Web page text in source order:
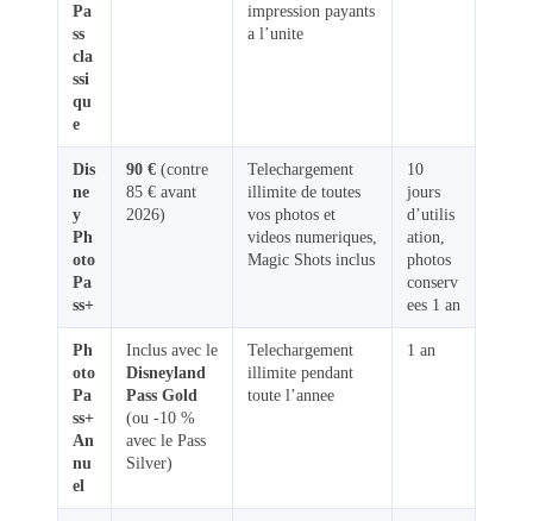
Pa
ss
cla
ssi
qu
e
impression payants
a l’unite
Dis
ne
y
Ph
oto
Pa
ss+
90 € (contre
85 € avant
2026)
Telechargement
illimite de toutes
vos photos et
videos numeriques,
Magic Shots inclus
10
jours
d’utilis
ation,
photos
conserv
ees 1 an
Ph
oto
Pa
ss+
An
nu
el
Inclus avec le
Disneyland
Pass Gold
(ou -10 %
avec le Pass
Silver)
Telechargement
illimite pendant
toute l’annee
1 an